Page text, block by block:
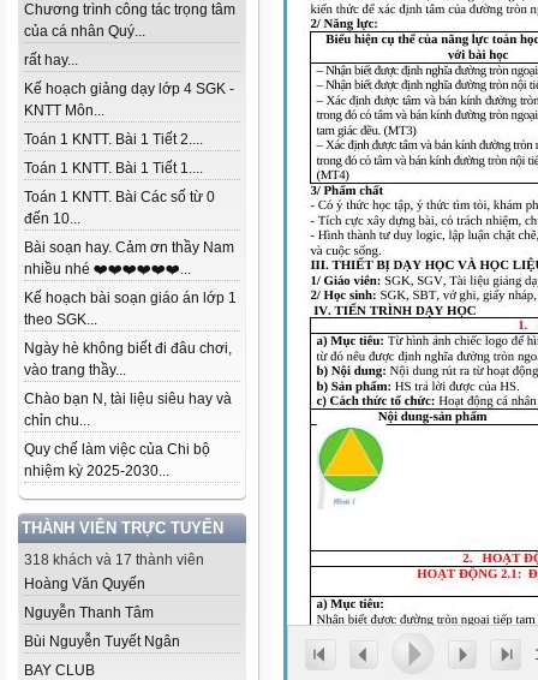
Chương trình công tác trọng tâm
của cá nhân Quý...
rất hay...
Kế hoạch giảng dạy lớp 4 SGK -
KNTT Môn...
Toán 1 KNTT. Bài 1 Tiết 2....
Toán 1 KNTT. Bài 1 Tiết 1....
Toán 1 KNTT. Bài Các số từ 0
đến 10...
Bài soạn hay. Cảm ơn thầy Nam
nhiều nhé ❤️❤️❤️❤️❤️❤️...
Kế hoạch bài soạn giáo án lớp 1
theo SGK...
Ngày hè không biết đi đâu chơi,
vào trang thầy...
Chào bạn N, tài liệu siêu hay và
chỉn chu...
Quy chế làm việc của Chi bộ
nhiệm kỳ 2025-2030...
THÀNH VIÊN TRỰC TUYẾN
318 khách và 17 thành viên
Hoàng Văn Quyến
Nguyễn Thanh Tâm
Bùi Nguyễn Tuyết Ngân
BAY CLUB